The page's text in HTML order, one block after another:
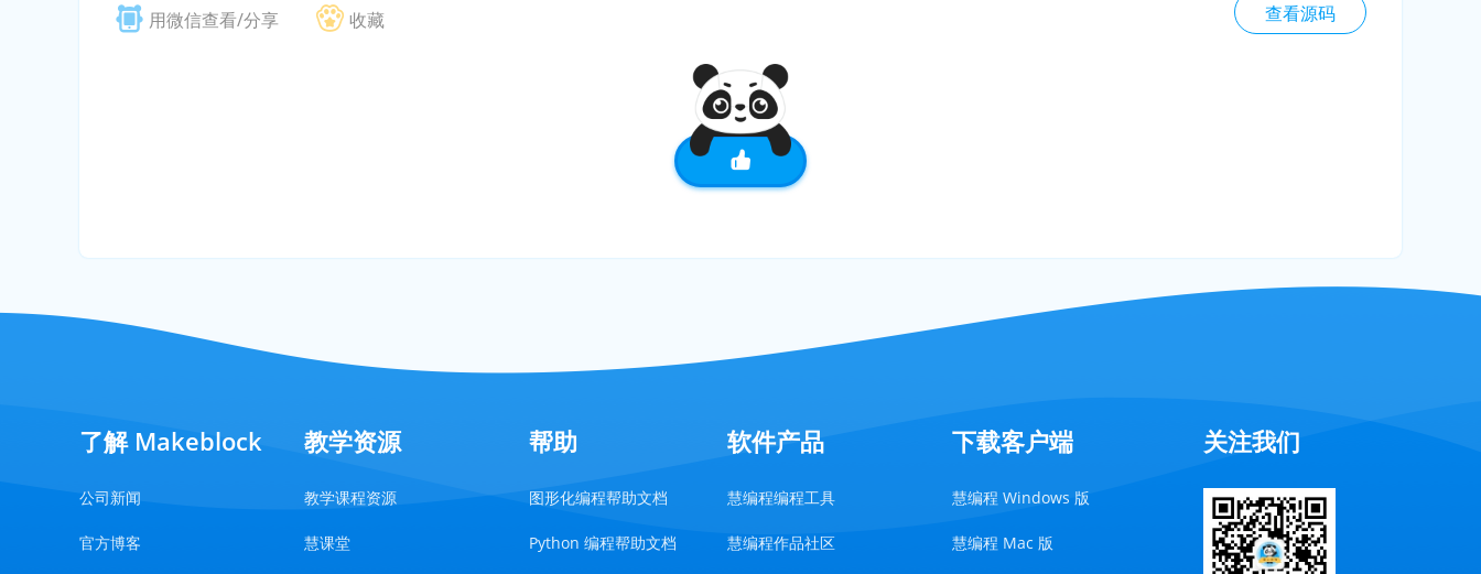
用微信查看/分享 收藏 查看源码
了解 Makeblock
公司新闻
官方博客
教学资源
教学课程资源
慧课堂
帮助
图形化编程帮助文档
Python 编程帮助文档
软件产品
慧编程编程工具
慧编程作品社区
下载客户端
慧编程 Windows 版
慧编程 Mac 版
关注我们